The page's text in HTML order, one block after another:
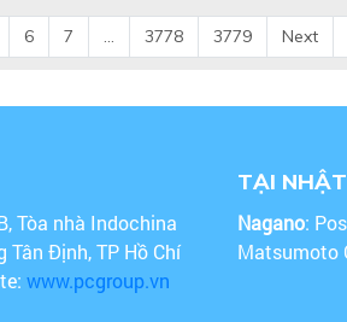
6 7 ... 3778 3779 Next
Tòa nhà Indochina
Tân Định, TP Hồ Chí
www.pcgroup.vn
TẠI
Nagano:
Matsumoto